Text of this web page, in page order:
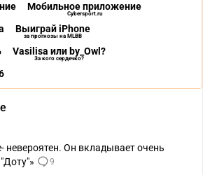
Мобильное приложение
Cybersport.ru
Выиграй iPhone
за прогнозы на MLBB
Vasilisa или by_Owl?
За кого сердечко?
невероятен. Он вкладывает очень
9